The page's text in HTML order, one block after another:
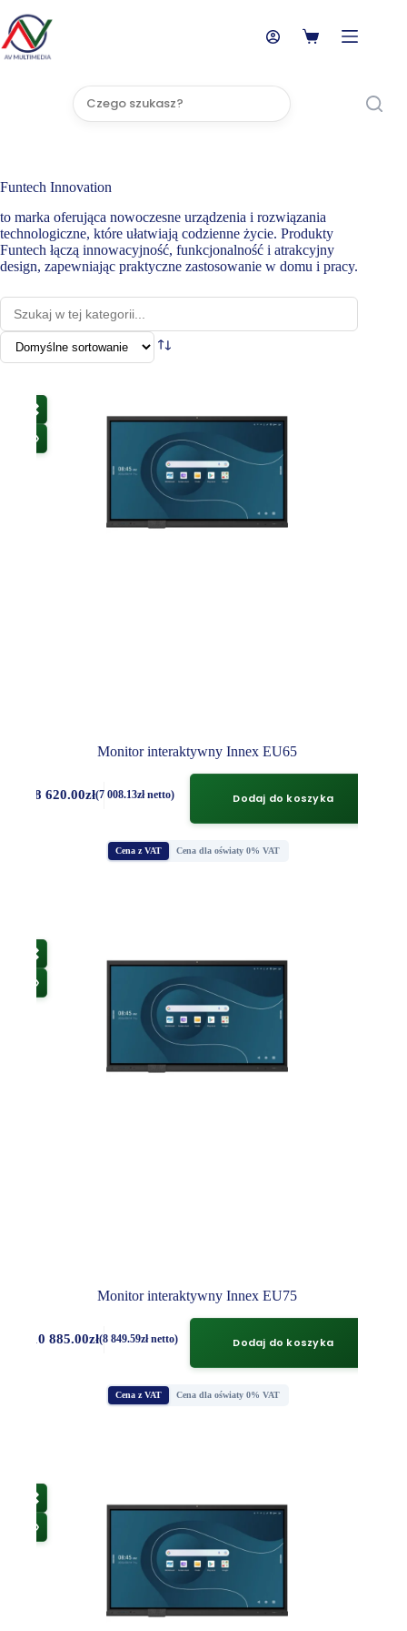
do
treści
Koszyk
Brak
wyników
Funtech Innovation
to marka oferująca nowoczesne urządzenia i rozwiązania
technologiczne, które ułatwiają codzienne życie. Produkty
Funtech łączą innowacyjność, funkcjonalność i atrakcyjny
design, zapewniając praktyczne zastosowanie w domu i pracy.
Monitor interaktywny Innex EU65
8 620.00zł(7 008.13złnetto) Dodaj do koszyka
Cena z VAT Cena dla oświaty 0% VAT
Monitor interaktywny Innex EU75
10 885.00zł(8 849.59złnetto) Dodaj do koszyka
Cena z VAT Cena dla oświaty 0% VAT